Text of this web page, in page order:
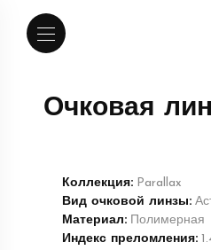
Очковая
Коллекция: Parallax
Вид очковой линзы:
Материал: Полимерная
Индекс преломления: